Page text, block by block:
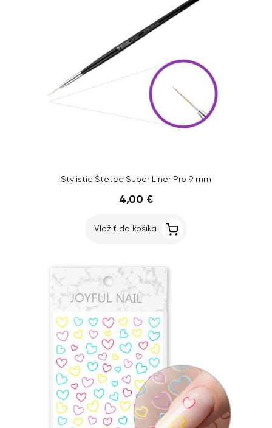
Stylistic Štetec Super Liner Pro 9 mm
4,00 €
Vložiť do košíka